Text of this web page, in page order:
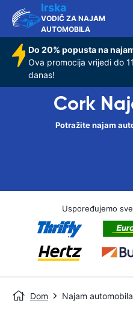
Irska
VODIČ ZA NAJAM
AUTOMOBILA
Do 20% popusta na
Ova promocija vrijedi do
danas!
Cork
Potražite najam
Uspoređujemo
Dom Najam